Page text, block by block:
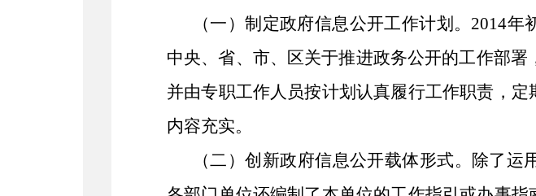
（一）制定政府信息公开工作计划。2014
中央、省、市、区关于推进政务公开的工作部署
并由专职工作人员按计划认真履行工作职责，
内容充实。
（二）创新政府信息公开载体形式。除了